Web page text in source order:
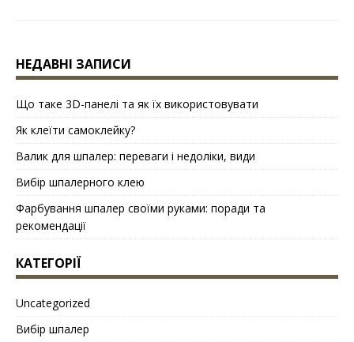
НЕДАВНІ ЗАПИСИ
Що таке 3D-панелі та як їх використовувати
Як клеїти самоклейку?
Валик для шпалер: переваги і недоліки, види
Вибір шпалерного клею
Фарбування шпалер своїми руками: поради та
рекомендації
КАТЕГОРІЇ
Uncategorized
Вибір шпалер